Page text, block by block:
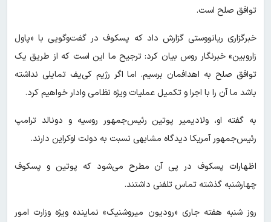
توافق صلح است.
خبرگزاری ریانووستی گزارش داد که پسکوف در گفت‌وگویی با «پاول
زاروبین» خبرنگار روس بیان کرد: ترجیح ما این است که از طریق یک
توافق صلح به اهدافمان برسیم. اما اگر رژیم کی‌یف تمایلی نداشته
باشد ما آن را با اجرا و تکمیل عملیات ویژه نظامی وادار خواهیم کرد.
به گفته او، ولادیمیر پوتین رئیس‌جمهور روسیه و دونالد ترامپ
رئیس‌جمهور آمریکا دیدگاه مشابهی نسبت به دولت اوکراین دارند.
اظهارات پسکوف در پی آن مطرح می‌شود که پوتین و پسکوف
چهارشنبه گذشته تماس تلفنی داشتند.
روز شنبه هفته جاری «رودیون میروشنیک» نماینده ویژه وزارت امور